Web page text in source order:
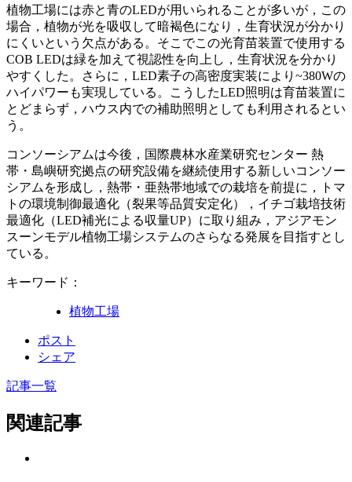
植物工場には赤と青のLEDが用いられることが多いが，この
場合，植物が光を吸収して暗褐色になり，生育状況が分かり
にくいという欠点がある。そこでこの光育苗装置で使用する
COB LEDは緑を加えて視認性を向上し，生育状況を分かり
やすくした。さらに，LED素子の高密度実装により~380Wの
ハイパワーも実現している。こうしたLED照明は育苗装置に
とどまらず，ハウス内での補助照明としても利用されるとい
う。
コンソーシアムは今後，国際農林水産業研究センター 熱
帯・島嶼研究拠点の研究設備を継続使用する新しいコンソー
シアムを形成し，熱帯・亜熱帯地域での栽培を前提に，トマ
トの環境制御最適化（裂果等品質安定化），イチゴ栽培技術
最適化（LED補光による収量UP）に取り組み，アジアモン
スーンモデル植物工場システムのさらなる発展を目指すとし
ている。
キーワード：
植物工場
ポスト
シェア
記事一覧
関連記事